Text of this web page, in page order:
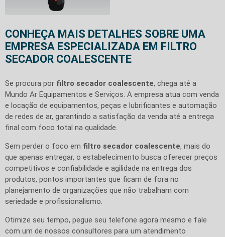
CONHEÇA MAIS DETALHES SOBRE UMA
EMPRESA ESPECIALIZADA EM FILTRO
SECADOR COALESCENTE
Se procura por filtro secador coalescente, chega até a
Mundo Ar Equipamentos e Serviços. A empresa atua com venda
e locação de equipamentos, peças e lubrificantes e automação
de redes de ar, garantindo a satisfação da venda até a entrega
final com foco total na qualidade.
Sem perder o foco em filtro secador coalescente, mais do
que apenas entregar, o estabelecimento busca oferecer preços
competitivos e confiabilidade e agilidade na entrega dos
produtos, pontos importantes que ficam de fora no
planejamento de organizações que não trabalham com
seriedade e profissionalismo.
Otimize seu tempo, pegue seu telefone agora mesmo e fale
com um de nossos consultores para um atendimento